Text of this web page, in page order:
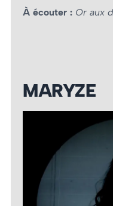
À écouter : Or aux
MARYZE